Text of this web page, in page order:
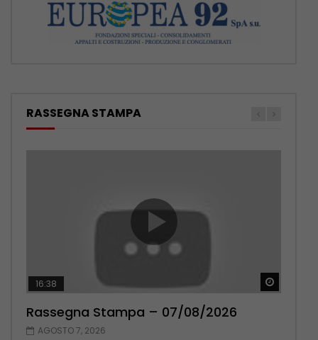
RASSEGNA STAMPA
16:38
Rassegna Stampa – 07/08/2026
AGOSTO 7, 2026
17:38
Rassegna Stampa – 06/08/2026
AGOSTO 6, 2026